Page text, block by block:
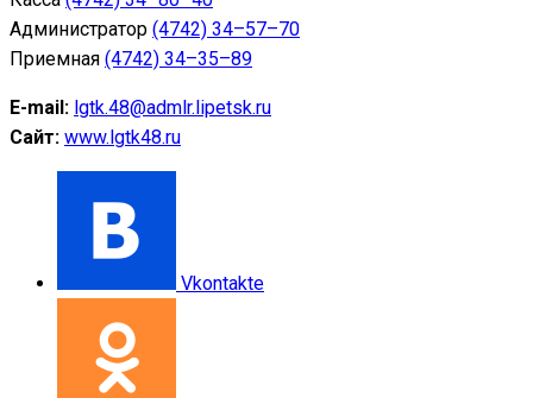
Администратор (4742) 34–57–70
Приемная (4742) 34–35–89
E-mail: lgtk.48@admlr.lipetsk.ru
Сайт: www.lgtk48.ru
Vkontakte